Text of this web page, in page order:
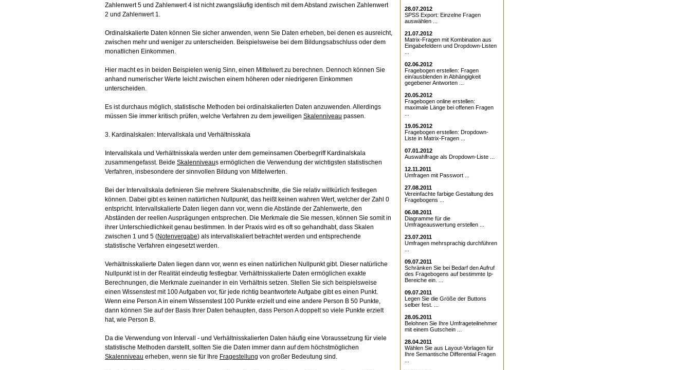
Zahlenwert 5 und Zahlenwert 4 ist nicht zwangsläufig identisch mit dem Abstand zwischen Zahlenwert
2 und Zahlenwert 1.
Ordinalskalierte Daten können Sie sicher anwenden, wenn Sie Daten erheben, bei denen es ausreicht,
zwischen mehr und weniger zu unterscheiden. Beispielsweise bei dem Bildungsabschluss oder dem
monatlichen Einkommen.
Hier macht es in beiden Beispielen wenig Sinn, einen Mittelwert zu berechnen. Dennoch können Sie
anhand numerischer Werte leicht zwischen einem höheren oder niedrigeren Einkommen
unterscheiden.
Es ist durchaus möglich, statistische Methoden bei ordinalskalierten Daten anzuwenden. Allerdings
müssen Sie immer kritisch prüfen, welche Verfahren zu dem jeweiligen Skalenniveau passen.
3. Kardinalskalen: Intervallskala und Verhältnisskala
Intervallskala und Verhältnisskala werden unter dem gemeinsamen Oberbegriff Kardinalskala
zusammengefasst. Beide Skalenniveaus ermöglichen die Verwendung der wichtigsten statistischen
Verfahren, insbesondere der sinnvollen Bildung von Mittelwerten.
Bei der Intervallskala definieren Sie mehrere Skalenabschnitte, die Sie relativ willkürlich festlegen
können. Dabei gibt es keinen natürlichen Nullpunkt, das heißt keinen wahren Wert, welcher der Zahl 0
entspricht. Intervallskalierte Daten liegen dann vor, wenn die Abstände der Zahlenwerte, den
Abständen der reellen Ausprägungen entsprechen. Die Merkmale die Sie messen, können Sie somit in
ihrer Unterschiedlichkeit genau bestimmen. In der Praxis wird es oft so gehandhabt, dass Skalen
zwischen 1 und 5 (Notenvergabe) als intervallskaliert betrachtet werden und entsprechende
statistische Verfahren eingesetzt werden.
Verhältnisskalierte Daten liegen dann vor, wenn es einen natürlichen Nullpunkt gibt. Dieser natürliche
Nullpunkt ist in der Realität eindeutig festlegbar. Verhältnisskalierte Daten ermöglichen exakte
Berechnungen, die Merkmale zueinander in ein Verhältnis setzen. Stellen Sie sich beispielsweise
einen Wissenstest mit 100 Aufgaben vor, für jede richtig beantwortete Aufgabe gibt es einen Punkt.
Wenn eine Person A in einem Wissenstest 100 Punkte erzielt und eine andere Person B 50 Punkte,
dann können Sie auf der Basis Ihrer Daten behaupten, dass Person A doppelt so viele Punkte erzielt
hat, wie Person B.
Da die Verwendung von Intervall - und Verhältnisskalierten Daten häufig eine Voraussetzung für viele
statistische Methoden darstellt, sollten Sie die Daten immer dann auf dem höchstmöglichen
Skalenniveau erheben, wenn sie für Ihre Fragestellung von großer Bedeutung sind.
28.07.2012
SPSS Export: Einzelne Fragen
auswählen ...
21.07.2012
Matrix-Fragen mit Kombination aus
Eingabefeldern und Dropdown-Listen
02.06.2012
Fragebogen erstellen: Fragen
ein/ausblenden in Abhängigkeit
gegebener Antworten ...
20.05.2012
Fragebogen online erstellen:
maximale Länge bei offenen Fragen
19.05.2012
Fragebogen erstellen: Dropdown-
Liste in Matrix-Fragen ...
07.01.2012
Auswahlfrage als Dropdown-Liste ...
12.11.2011
Umfragen mit Passwort ...
27.08.2011
Vereinfachte farbige Gestaltung des
Fragebogens ...
06.08.2011
Diagramme für die
Umfrageauswertung erstellen ...
23.07.2011
Umfragen mehrsprachig durchführen
09.07.2011
Schränken Sie bei Bedarf den Aufruf
des Fragebogens auf bestimmte Ip-
Bereiche ein. ...
09.07.2011
Legen Sie die Größe der Buttons
selber fest. ...
28.05.2011
Belohnen Sie Ihre Umfrageteilnehmer
mit einem Gutschein ...
28.04.2011
Wählen Sie aus Layout-Vorlagen für
Ihre Semantische Differential Fragen